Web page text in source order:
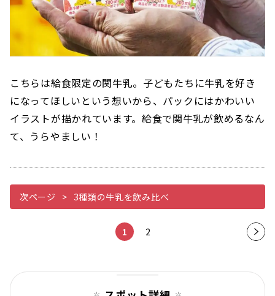
こちらは給食限定の関牛乳。子どもたちに牛乳を好き
になってほしいという想いから、パックにはかわいい
イラストが描かれています。給食で関牛乳が飲めるなん
て、うらやましい！
次ページ 3種類の牛乳を飲み比べ
1 2
次の